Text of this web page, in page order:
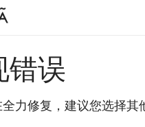
错误
力修复，建议您选择其